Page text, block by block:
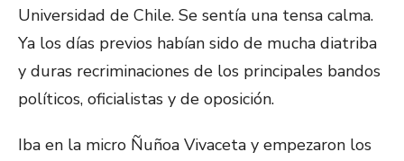
Universidad de Chile. Se sentía una tensa calma.
Ya los días previos habían sido de mucha diatriba
y duras recriminaciones de los principales bandos
políticos, oficialistas y de oposición.
Iba en la micro Ñuñoa Vivaceta y empezaron los